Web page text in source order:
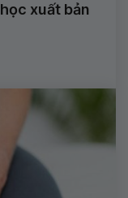
xuất bản